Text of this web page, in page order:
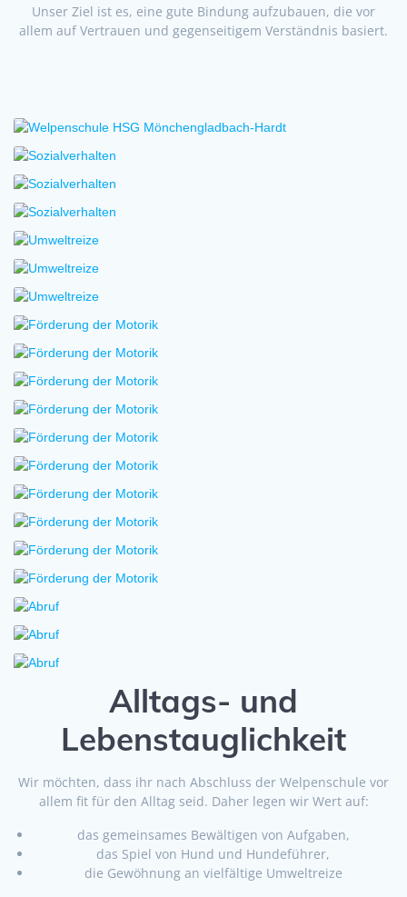
Unser Ziel ist es, eine gute Bindung aufzubauen, die vor
allem auf Vertrauen und gegenseitigem Verständnis basiert.
Alltags- und
Lebenstauglichkeit
Wir möchten, dass ihr nach Abschluss der Welpenschule vor
allem fit für den Alltag seid. Daher legen wir Wert auf:
das gemeinsames Bewältigen von Aufgaben,
das Spiel von Hund und Hundeführer,
die Gewöhnung an vielfältige Umweltreize